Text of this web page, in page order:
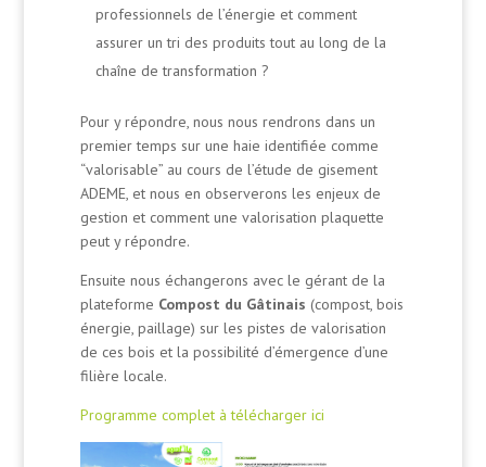
professionnels de l’énergie et comment
assurer un tri des produits tout au long de la
chaîne de transformation ?
Pour y répondre, nous nous rendrons dans un
premier temps sur une haie identifiée comme
“valorisable” au cours de l’étude de gisement
ADEME, et nous en observerons les enjeux de
gestion et comment une valorisation plaquette
peut y répondre.
Ensuite nous échangerons avec le gérant de la
plateforme Compost du Gâtinais (compost, bois
énergie, paillage) sur les pistes de valorisation
de ces bois et la possibilité d’émergence d’une
filière locale.
Programme complet à télécharger ici